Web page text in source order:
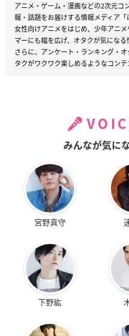
アニメ・ゲーム・漫画などの2次元コ
報・話題をお届けする情報メディア「
女性向けアニメをはじめ、少年アニ
マーにも幅を広げ、オタクが気になる
さらに、アンケート・ランキング・
タクがワクワク楽しめるようなコンテ
みんなが気に
宮野真守
下野紘